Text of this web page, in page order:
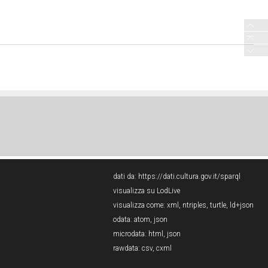
dati da: https://dati.cultura.gov.it/sparql
visualizza su LodLive
visualizza come: xml , ntriples, turtle, ld+json
odata: atom, json
microdata: html , json
rawdata: csv, cxml